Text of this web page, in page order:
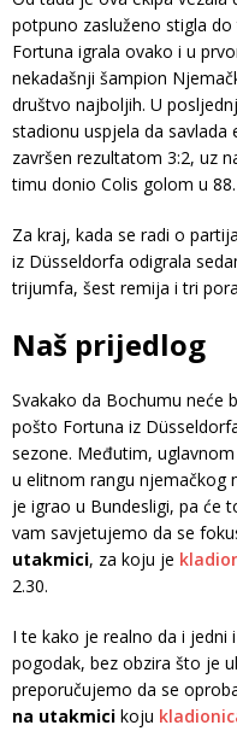
potpuno zasluženo stigla
Fortuna igrala ovako i u
nekadašnji šampion
društvo najboljih. U
stadionu uspjela da
završen rezultatom 3:2, uz
timu donio Colis golom u
Za kraj, kada se radi o
iz Düsseldorfa odigrala
trijumfa, šest remija i tri
Naš prijedlog
Svakako da Bochumu neće
pošto Fortuna iz
sezone. Međutim,
u elitnom rangu njemačkog
je igrao u Bundesligi, pa će
vam savjetujemo da se
utakmici, za koju je
2.30.
I te kako je realno da i jedni
pogodak, bez obzira što je
preporučujemo da se
na utakmici koju